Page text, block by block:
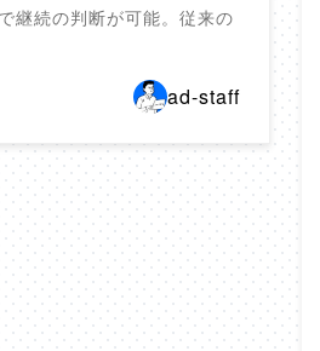
継続の判断が可能。従来の
ad-staff